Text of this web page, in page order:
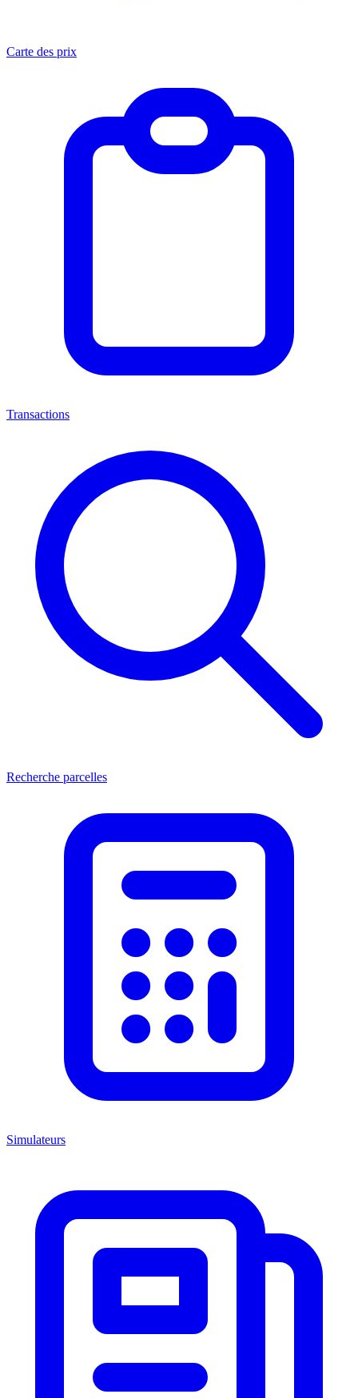
Carte des prix
Transactions
Recherche parcelles
Simulateurs